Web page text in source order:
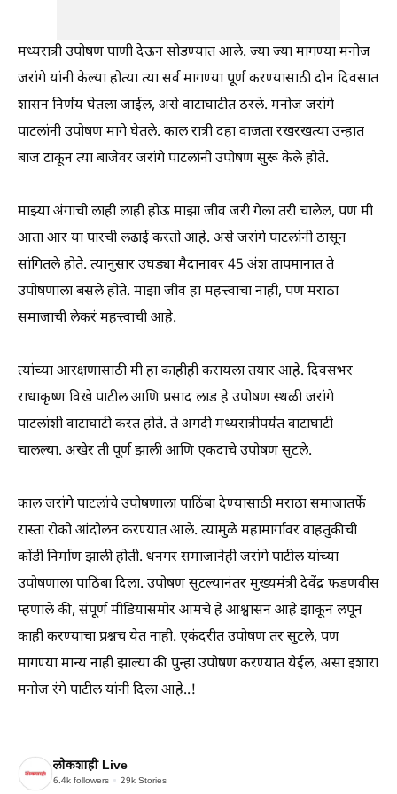
मध्यरात्री उपोषण पाणी देऊन सोडण्यात आले. ज्या ज्या मागण्या मनोज
जरांगे यांनी केल्या होत्या त्या सर्व मागण्या पूर्ण करण्यासाठी दोन दिवसात
शासन निर्णय घेतला जाईल, असे वाटाघाटीत ठरले. मनोज जरांगे
पाटलांनी उपोषण मागे घेतले. काल रात्री दहा वाजता रखरखत्या उन्हात
बाज टाकून त्या बाजेवर जरांगे पाटलांनी उपोषण सुरू केले होते.
माझ्या अंगाची लाही लाही होऊ माझा जीव जरी गेला तरी चालेल, पण मी
आता आर या पारची लढाई करतो आहे. असे जरांगे पाटलांनी ठासून
सांगितले होते. त्यानुसार उघड्या मैदानावर 45 अंश तापमानात ते
उपोषणाला बसले होते. माझा जीव हा महत्त्वाचा नाही, पण मराठा
समाजाची लेकरं महत्त्वाची आहे.
त्यांच्या आरक्षणासाठी मी हा काहीही करायला तयार आहे. दिवसभर
राधाकृष्ण विखे पाटील आणि प्रसाद लाड हे उपोषण स्थळी जरांगे
पाटलांशी वाटाघाटी करत होते. ते अगदी मध्यरात्रीपर्यंत वाटाघाटी
चालल्या. अखेर ती पूर्ण झाली आणि एकदाचे उपोषण सुटले.
काल जरांगे पाटलांचे उपोषणाला पाठिंबा देण्यासाठी मराठा समाजातर्फे
रास्ता रोको आंदोलन करण्यात आले. त्यामुळे महामार्गावर वाहतुकीची
कोंडी निर्माण झाली होती. धनगर समाजानेही जरांगे पाटील यांच्या
उपोषणाला पाठिंबा दिला. उपोषण सुटल्यानंतर मुख्यमंत्री देवेंद्र फडणवीस
म्हणाले की, संपूर्ण मीडियासमोर आमचे हे आश्वासन आहे झाकून लपून
काही करण्याचा प्रश्नच येत नाही. एकंदरीत उपोषण तर सुटले, पण
मागण्या मान्य नाही झाल्या की पुन्हा उपोषण करण्यात येईल, असा इशारा
मनोज रंगे पाटील यांनी दिला आहे..!
लोकशाही Live
6.4k followers 29k Stories